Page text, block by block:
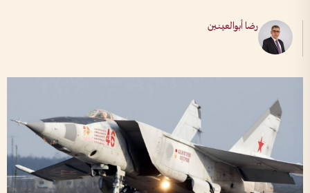
رضا أبوالعينين